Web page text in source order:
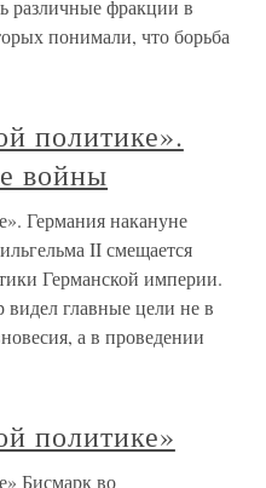
различные фракции в
понимали, что борьба
политике».
войны
Германия накануне
II смещается
Германской империи.
видел главные цели не в
а в проведении
политике»
Бисмарк во